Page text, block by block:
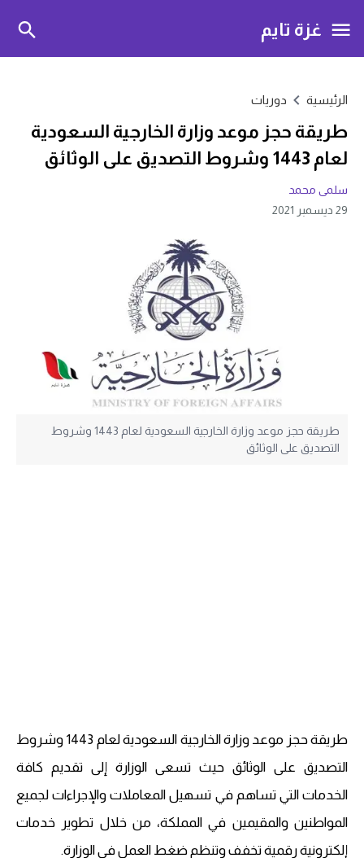
غزة تايم
الرئيسية دوريات
طريقة حجز موعد وزارة الخارجية السعودية
لعام 1443 وشروط التصديق على الوثائق
سلمى محمد
29 ديسمبر 2021
طريقة حجز موعد وزارة الخارجية السعودية لعام 1443 وشروط
التصديق على الوثائق
طريقة حجز موعد وزارة الخارجية السعودية لعام 1443 وشروط
التصديق على الوثائق حيث تسعى الوزارة إلى تقديم كافة
الخدمات التي تساهم في تسهيل المعاملات والإجراءات لجميع
المواطنين والمقيمين في المملكة، من خلال تطوير خدمات
إلكترونية رقمية تخفف وتنظم ضغط العمل في الوزارة.